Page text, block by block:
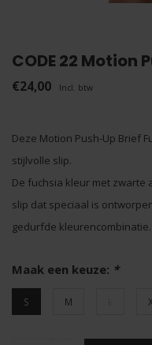
CODE 22 Motion
€24,00 Incl. btw
Deze Motion Push-Up Brief
stijlvolle slip.
De fuchsia kleur met zwarte
slip dat speciaal is
gedurfde kleurencombinatie.
Maak een keuze: *
S M